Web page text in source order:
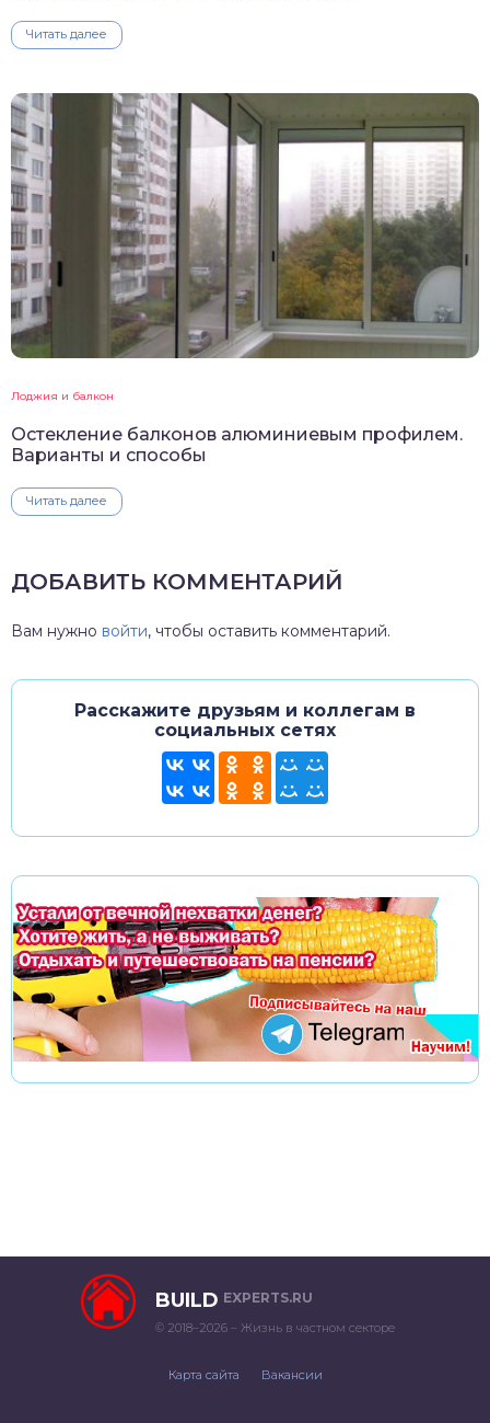
Читать далее
Лоджия и балкон
Остекление балконов алюминиевым профилем.
Варианты и способы
Читать далее
ДОБАВИТЬ КОММЕНТАРИЙ
Вам нужно войти, чтобы оставить комментарий.
Расскажите друзьям и коллегам в
социальных сетях
BUILD EXPERTS.RU
© 2018–2026 – Жизнь в частном секторе
Карта сайта Вакансии